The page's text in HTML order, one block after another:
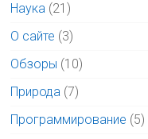
Наука (21)
О сайте (3)
Обзоры (10)
Природа (7)
Программирование (5)